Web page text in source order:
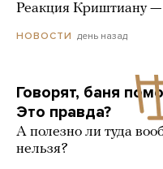
Реакция Криштиану
НОВОСТИ день назад
Говорят, баня
Это правда?
А полезно ли туда
нельзя?